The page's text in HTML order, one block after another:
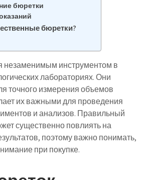
бюретки
бюретки?
незаменимым инструментом в
лабораториях. Они
точного измерения объемов
их важными для проведения
и анализов. Правильный
существенно повлиять на
поэтому важно понимать,
при покупке.